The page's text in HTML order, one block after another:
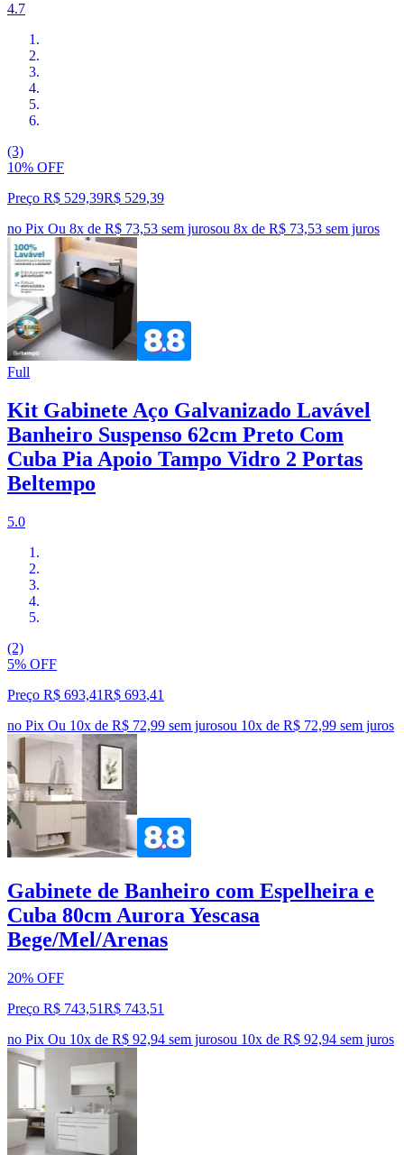
4.7
(3)
10% OFF
Preço R$ 529,39R$ 529,39
no Pix Ou 8x de R$ 73,53 sem jurosou 8x de R$ 73,53 sem juros
Full
Kit Gabinete Aço Galvanizado Lavável
Banheiro Suspenso 62cm Preto Com
Cuba Pia Apoio Tampo Vidro 2 Portas
Beltempo
5.0
(2)
5% OFF
Preço R$ 693,41R$ 693,41
no Pix Ou 10x de R$ 72,99 sem jurosou 10x de R$ 72,99 sem juros
Gabinete de Banheiro com Espelheira e
Cuba 80cm Aurora Yescasa
Bege/Mel/Arenas
20% OFF
Preço R$ 743,51R$ 743,51
no Pix Ou 10x de R$ 92,94 sem jurosou 10x de R$ 92,94 sem juros